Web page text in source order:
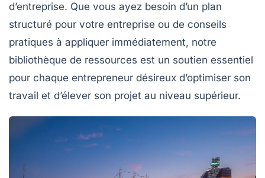
d’entreprise. Que vous ayez besoin d’un plan
structuré pour votre entreprise ou de conseils
pratiques à appliquer immédiatement, notre
bibliothèque de ressources est un soutien essentiel
pour chaque entrepreneur désireux d’optimiser son
travail et d’élever son projet au niveau supérieur.